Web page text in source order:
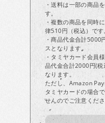
・送料は一部の商品
す。
・複数の商品を同時
律510円（税込）です
・商品代金合計5000
スとなります。
・タミヤカード会員
品代金合計2000円(税
なります。
ただし、Amazon
タミヤカードの場合
せんのでご注意くださ